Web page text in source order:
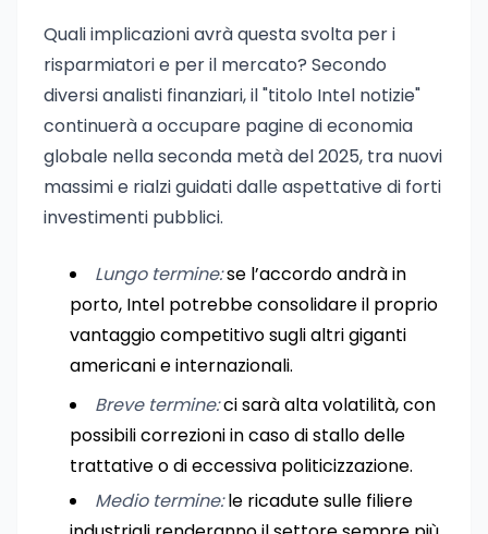
Quali implicazioni avrà questa svolta per i
risparmiatori e per il mercato? Secondo
diversi analisti finanziari, il "titolo Intel notizie"
continuerà a occupare pagine di economia
globale nella seconda metà del 2025, tra nuovi
massimi e rialzi guidati dalle aspettative di forti
investimenti pubblici.
Lungo termine:se l’accordo andrà in
porto, Intel potrebbe consolidare il proprio
vantaggio competitivo sugli altri giganti
americani e internazionali.
Breve termine:ci sarà alta volatilità, con
possibili correzioni in caso di stallo delle
trattative o di eccessiva politicizzazione.
Medio termine:le ricadute sulle filiere